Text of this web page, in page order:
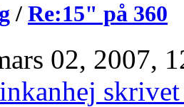
/ Re:15" på 360
02, 2007,